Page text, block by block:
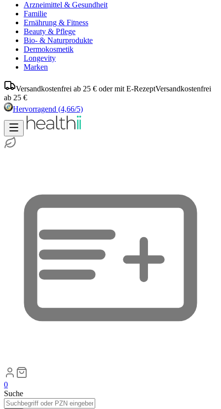
Arzneimittel & Gesundheit
Familie
Ernährung & Fitness
Beauty & Pflege
Bio- & Naturprodukte
Dermokosmetik
Longevity
Marken
Versandkostenfrei ab 25 € oder mit E-RezeptVersandkostenfrei
ab 25 €
Hervorragend (4,66/5)
0
Suche